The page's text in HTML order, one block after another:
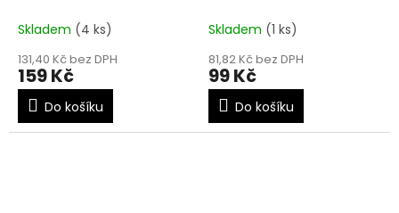
Skladem (4 ks)
131,40 Kč bez DPH
159 Kč
Do košíku
Skladem (1 ks)
81,82 Kč bez DPH
99 Kč
Do košíku